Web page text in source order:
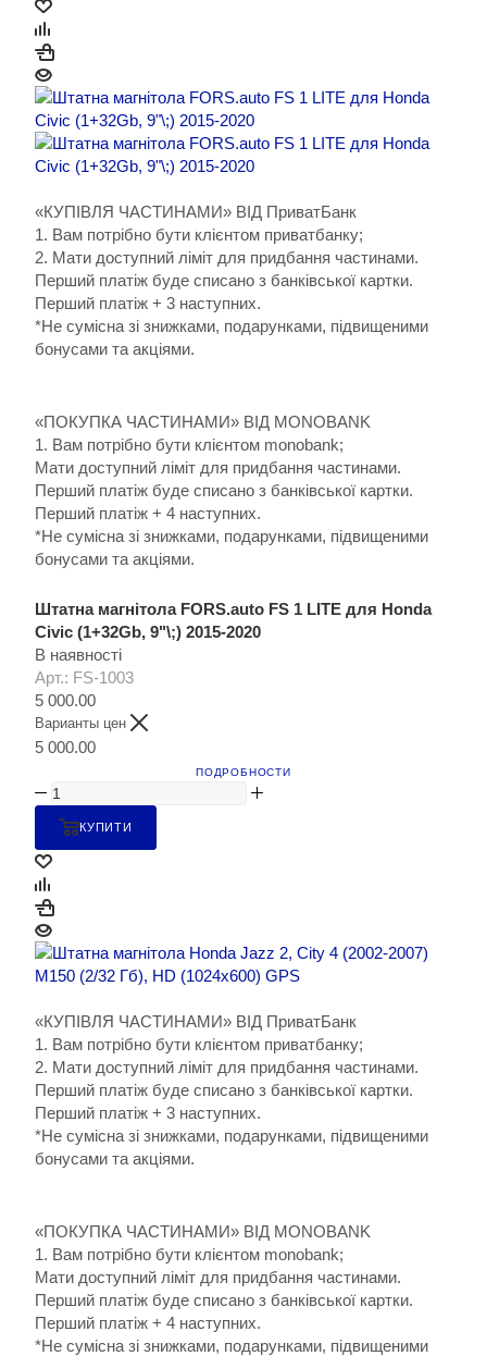
«КУПІВЛЯ ЧАСТИНАМИ» ВІД ПриватБанк
1. Вам потрібно бути клієнтом приватбанку;
2. Мати доступний ліміт для придбання частинами.
Перший платіж буде списано з банківської картки.
Перший платіж + 3 наступних.
*Не сумісна зі знижками, подарунками, підвищеними
бонусами та акціями.
«ПОКУПКА ЧАСТИНАМИ» ВІД MONOBANK
1. Вам потрібно бути клієнтом monobank;
Мати доступний ліміт для придбання частинами.
Перший платіж буде списано з банківської картки.
Перший платіж + 4 наступних.
*Не сумісна зі знижками, подарунками, підвищеними
бонусами та акціями.
Штатна магнітола FORS.auto FS 1 LITE для Honda
Civic (1+32Gb, 9"\;) 2015-2020
В наявності
Арт.: FS-1003
5 000.00
Варианты цен
5 000.00
ПОДРОБНОСТИ
КУПИТИ
«КУПІВЛЯ ЧАСТИНАМИ» ВІД ПриватБанк
1. Вам потрібно бути клієнтом приватбанку;
2. Мати доступний ліміт для придбання частинами.
Перший платіж буде списано з банківської картки.
Перший платіж + 3 наступних.
*Не сумісна зі знижками, подарунками, підвищеними
бонусами та акціями.
«ПОКУПКА ЧАСТИНАМИ» ВІД MONOBANK
1. Вам потрібно бути клієнтом monobank;
Мати доступний ліміт для придбання частинами.
Перший платіж буде списано з банківської картки.
Перший платіж + 4 наступних.
*Не сумісна зі знижками, подарунками, підвищеними